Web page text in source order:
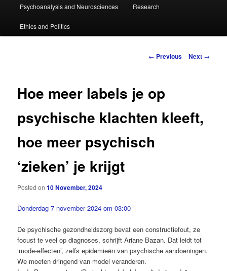
primary
Psychoanalysis and Neurosciences Research
Ethics and Politics
Post
← Previous Next →
Hoe meer labels je op
psychische klachten kleeft,
hoe meer psychisch
‘zieken’ je krijgt
Posted on10 November, 2024
Donderdag 7 november 2024 om 03:00
De psychische gezondheidszorg bevat een constructiefout, ze
focust te veel op diagnoses, schrijft Ariane Bazan. Dat leidt tot
‘mode-effecten’, zelfs epidemieën van psychische aandoeningen.
We moeten dringend van model veranderen.